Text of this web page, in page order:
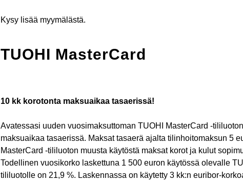
Kysy lisää myymälästä.
TUOHI MasterCard
10 kk korotonta maksuaikaa tasaerissä!
Avatessasi uuden vuosimaksuttoman TUOHI MasterCard -
maksuaikaa tasaerissä. Maksat tasaerä ajalta tilinhoitomaksun 5
MasterCard -tililuoton muusta käytöstä maksat korot ja kulut
Todellinen vuosikorko laskettuna 1 500 euron käytössä olevalle
tililuotolle on 21,9 %. Laskennassa on käytetty 3 kk:n euribor-